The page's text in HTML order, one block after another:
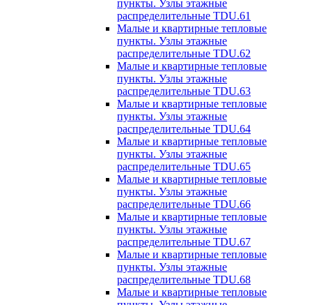
пункты. Узлы этажные
распределительные TDU.61
Малые и квартирные тепловые
пункты. Узлы этажные
распределительные TDU.62
Малые и квартирные тепловые
пункты. Узлы этажные
распределительные TDU.63
Малые и квартирные тепловые
пункты. Узлы этажные
распределительные TDU.64
Малые и квартирные тепловые
пункты. Узлы этажные
распределительные TDU.65
Малые и квартирные тепловые
пункты. Узлы этажные
распределительные TDU.66
Малые и квартирные тепловые
пункты. Узлы этажные
распределительные TDU.67
Малые и квартирные тепловые
пункты. Узлы этажные
распределительные TDU.68
Малые и квартирные тепловые